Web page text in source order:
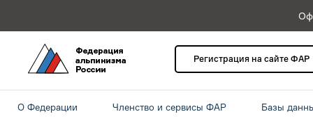
Регистрация на сайте ФАР
О Федерации Членство и сервисы ФАР Базы